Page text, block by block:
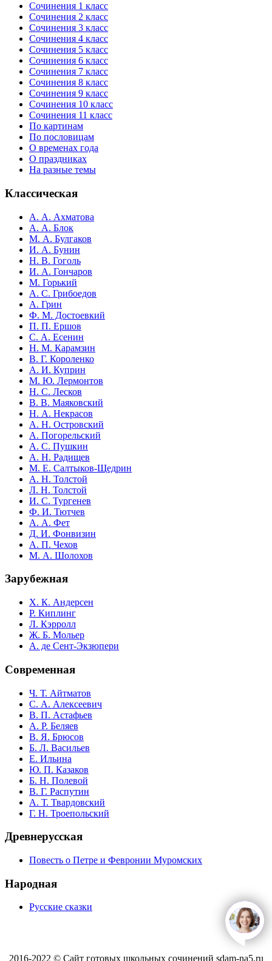
Сочинения 1 класс
Сочинения 2 класс
Сочинения 3 класс
Сочинения 4 класс
Сочинения 5 класс
Сочинения 6 класс
Сочинения 7 класс
Сочинения 8 класс
Сочинения 9 класс
Сочинения 10 класс
Сочинения 11 класс
По картинам
По пословицам
О временах года
О праздниках
На разные темы
Классическая
А. А. Ахматова
А. А. Блок
М. А. Булгаков
И. А. Бунин
Н. В. Гоголь
И. А. Гончаров
М. Горький
А. С. Грибоедов
А. Грин
Ф. М. Достоевкий
П. П. Ершов
С. А. Есенин
Н. М. Карамзин
В. Г. Короленко
А. И. Куприн
М. Ю. Лермонтов
Н. С. Лесков
В. В. Маяковский
Н. А. Некрасов
А. Н. Островский
А. Погорельский
А. С. Пушкин
А. Н. Радищев
М. Е. Салтыков-Щедрин
А. Н. Толстой
Л. Н. Толстой
И. С. Тургенев
Ф. И. Тютчев
А. А. Фет
Д. И. Фонвизин
А. П. Чехов
М. А. Шолохов
Зарубежная
Х. К. Андерсен
Р. Киплинг
Л. Кэрролл
Ж. Б. Мольер
А. де Сент-Экзюпери
Современная
Ч. Т. Айтматов
С. А. Алексеевич
В. П. Астафьев
А. Р. Беляев
В. Я. Брюсов
Б. Л. Васильев
Е. Ильина
Ю. П. Казаков
Б. Н. Полевой
В. Г. Распутин
А. Т. Твардовский
Г. Н. Троепольский
Древнерусская
Повесть о Петре и Февронии Муромских
Народная
Русские сказки
2016-2022 © Сайт готовых школьных сочинений sdam-na5.ru
open